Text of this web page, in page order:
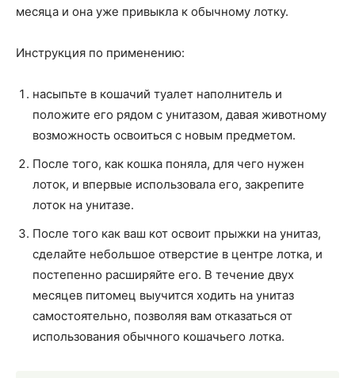
месяца и она уже привыкла к обычному лотку.
Инструкция по применению:
насыпьте в кошачий туалет наполнитель и
положите его рядом с унитазом, давая животному
возможность освоиться с новым предметом.
После того, как кошка поняла, для чего нужен
лоток, и впервые использовала его, закрепите
лоток на унитазе.
После того как ваш кот освоит прыжки на унитаз,
сделайте небольшое отверстие в центре лотка, и
постепенно расширяйте его. В течение двух
месяцев питомец выучится ходить на унитаз
самостоятельно, позволяя вам отказаться от
использования обычного кошачьего лотка.